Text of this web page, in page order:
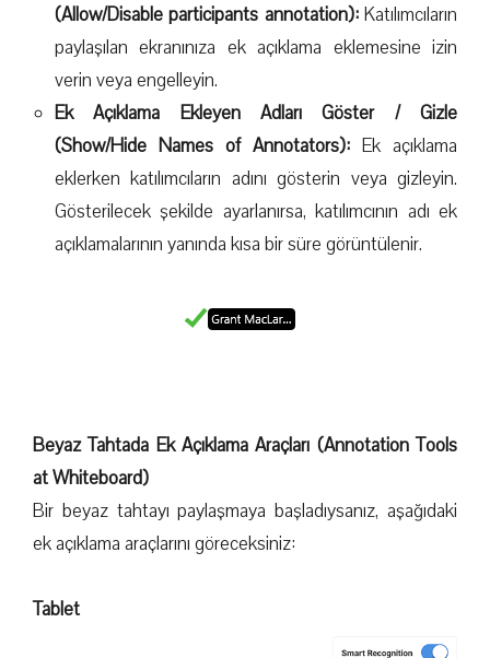
(Allow/Disable participants annotation):Katılımcıların
paylaşılan ekranınıza ek açıklama eklemesine izin
verin veya engelleyin.
Ek Açıklama Ekleyen Adları Göster / Gizle
(Show/Hide Names of Annotators): Ek açıklama
eklerken katılımcıların adını gösterin veya gizleyin.
Gösterilecek şekilde ayarlanırsa, katılımcının adı ek
açıklamalarının yanında kısa bir süre görüntülenir.
Beyaz Tahtada Ek Açıklama Araçları (Annotation Tools
at Whiteboard)
Bir beyaz tahtayı paylaşmaya başladıysanız, aşağıdaki
ek açıklama araçlarını göreceksiniz:
Tablet